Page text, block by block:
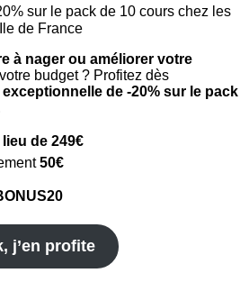
sur le pack de 10 cours chez les
de France
à nager ou améliorer votre
budget ? Profitez dès
de -20% sur le pack
de 249€
50€
j’en profite